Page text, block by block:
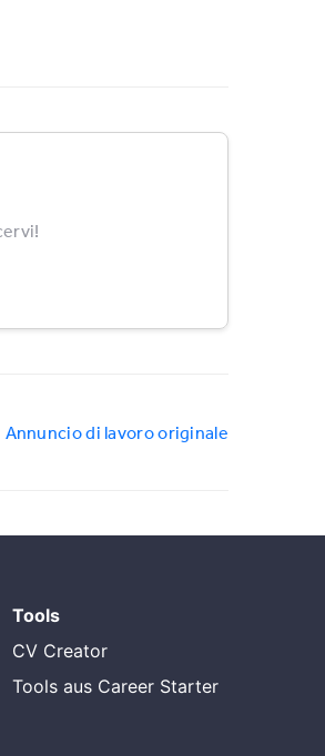
Annuncio di lavoro originale
Tools
CV Creator
Tools aus Career Starter